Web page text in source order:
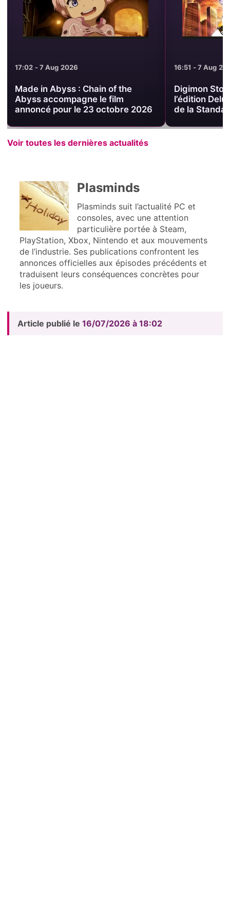
16:51 - 7 Aug 2026
Digimon Story Time Stranger :
l’édition Deluxe passe sous le prix
de la Standard sur PS5
16:38 - 7 Aug
Digimon
Deluxe PS5
août
Voir toutes les dernières actualités
Plasminds
Plasminds suit l’actualité PC et
consoles, avec une attention
particulière portée à Steam,
PlayStation, Xbox, Nintendo et aux mouvements
de l’industrie. Ses publications confrontent les
annonces officielles aux épisodes précédents et
traduisent leurs conséquences concrètes pour
les joueurs.
Article publié le 16/07/2026 à 18:02